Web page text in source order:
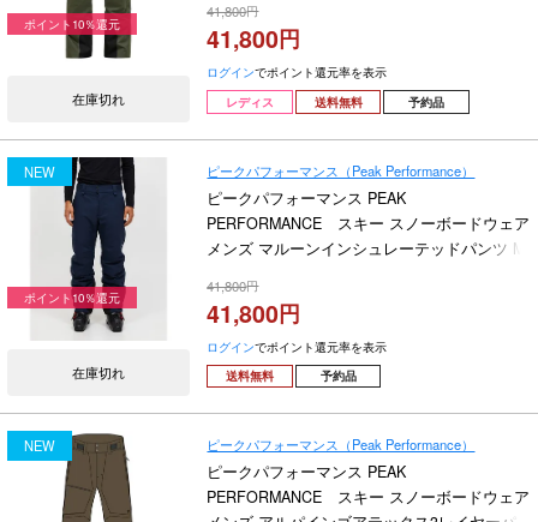
在庫切れ
2027
41,800
41,800
ログインでポイント還元率を表示
レディス
送料無料 予約品
ポイント10％還元
NEW
在庫切れ
ピークパフォーマンス（Peak Performance）
ピークパフォーマンス PEAK
PERFORMANCE スキー スノーボードウェア
メンズ マルーンインシュレーテッドパンツ M
2027
41,800
41,800
ログインでポイント還元率を表示
送料無料
予約品
ポイント10％還元
NEW ピークパフォーマンス（Peak Performance）
ピークパフォーマンス PEAK
PERFORMANCE スキー スノーボードウェア